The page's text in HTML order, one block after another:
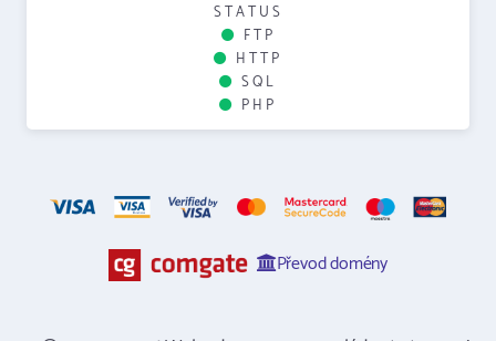
STATUS
FTP
HTTP
SQL
PHP
Převod domény